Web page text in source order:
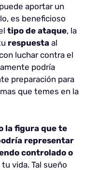
aportar un
es beneficioso
tipo de ataque, la
respuesta al
luchar contra el
podría
preparación para
que temes en la
la figura que te
representar
controlado o
vida. Tal sueño